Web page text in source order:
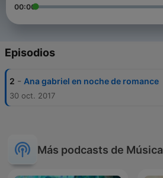
00:00
Episodios
2 - Ana gabriel en noche de romance
30 oct. 2017
Más podcasts de Música